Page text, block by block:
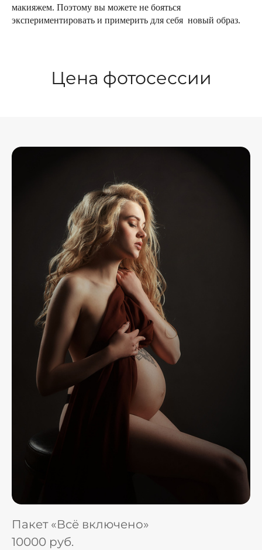
макияжем. Поэтому вы можете не бояться
экспериментировать и примерить для себя новый образ.
Цена фотосессии
Пакет «Всё включено»
10000 руб.